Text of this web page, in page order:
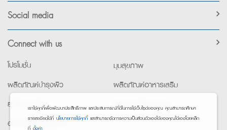
Social media
Connect with us
โปรโมชั่น
มุมสุขภาพ
ผลิตภัณฑ์บำรุงผิว
ผลิตภัณฑ์อาหารเสริม
ยาใช้เฉพาะที่
อุปกรณ์เพื่อสุขภาพ
อาหารทางการแพทย์
เราใช้คุกกี้เพื่อพัฒนาประสิทธิภาพ และประสบการณ์ที่ดีในการใช้เว็บไซต์ของคุณ คุณสามารถศึกษา
รายละเอียดได้ที่ นโยบายการใช้คุกกี้ และสามารถจัดการความเป็นส่วนตัวเองได้ของคุณได้เองโดยคลิก
ที่ ตั้งค่า